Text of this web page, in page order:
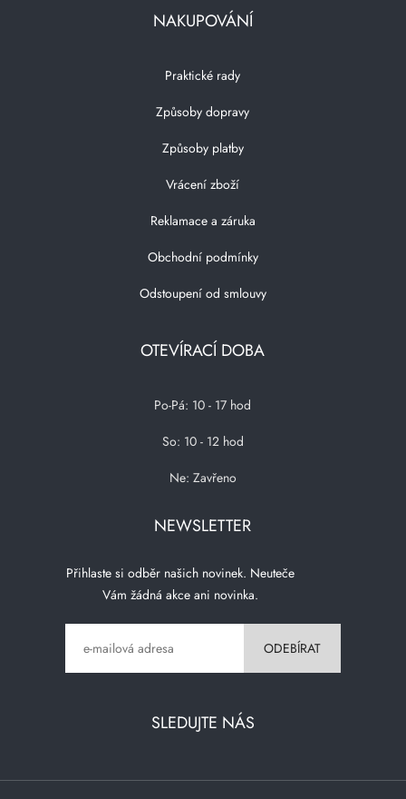
NAKUPOVÁNÍ
Praktické rady
Způsoby dopravy
Způsoby platby
Vrácení zboží
Reklamace a záruka
Obchodní podmínky
Odstoupení od smlouvy
OTEVÍRACÍ DOBA
Po-Pá: 10 - 17 hod
So: 10 - 12 hod
Ne: Zavřeno
NEWSLETTER
Přihlaste si odběr našich novinek. Neuteče
Vám žádná akce ani novinka.
SLEDUJTE NÁS